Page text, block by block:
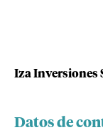
Iza Inversiones
Datos de